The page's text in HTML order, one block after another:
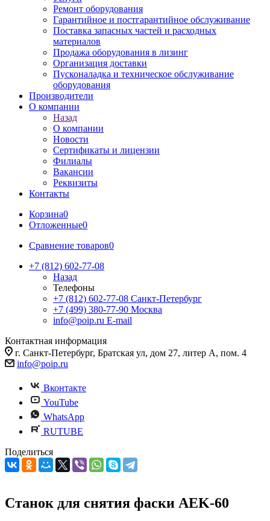
Ремонт оборудования
Гарантийное и постгарантийное обслуживание
Поставка запасных частей и расходных
материалов
Продажа оборудования в лизинг
Организация доставки
Пусконаладка и техническое обслуживание
оборудования
Производители
О компании
Назад
О компании
Новости
Сертификаты и лицензии
Филиалы
Вакансии
Реквизиты
Контакты
Корзина0
Отложенные0
Сравнение товаров0
+7 (812) 602-77-08
Назад
Телефоны
+7 (812) 602-77-08 Санкт-Петербург
+7 (499) 380-77-90 Москва
info@poip.ru E-mail
Контактная информация
г. Санкт-Петербург, Братская ул, дом 27, литер А, пом. 4
info@poip.ru
Вконтакте
YouTube
WhatsApp
RUTUBE
Поделиться
Станок для снятия фаски AEK-60